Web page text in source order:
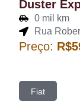
Duster
0 mil km
Rua
Preço:
Fiat